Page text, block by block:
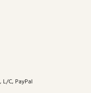
L/C, PayPal